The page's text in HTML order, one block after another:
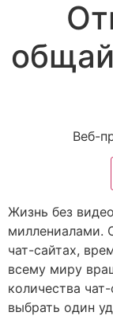
Веб-
Жизнь без
миллениалами.
чат-сайтах,
всему миру
количества
выбрать один